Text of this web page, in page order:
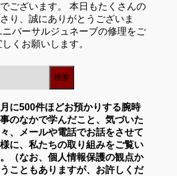
ございます。 本日もたくさんの
り、誠にありがとうございま
バーサルジュネーブの修理をご
くお願いします。
に500件ほどお預かりする腕時
のなかで学んだこと、気づいた
、メールや電話でお話をさせて
に、私たちの取り組みをご覧い
（なお、個人情報保護の観点か
こともありますが、お許しくだ